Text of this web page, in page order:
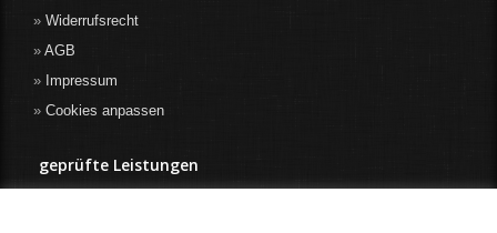
Widerrufsrecht
AGB
Impressum
Cookies anpassen
geprüfte Leistungen